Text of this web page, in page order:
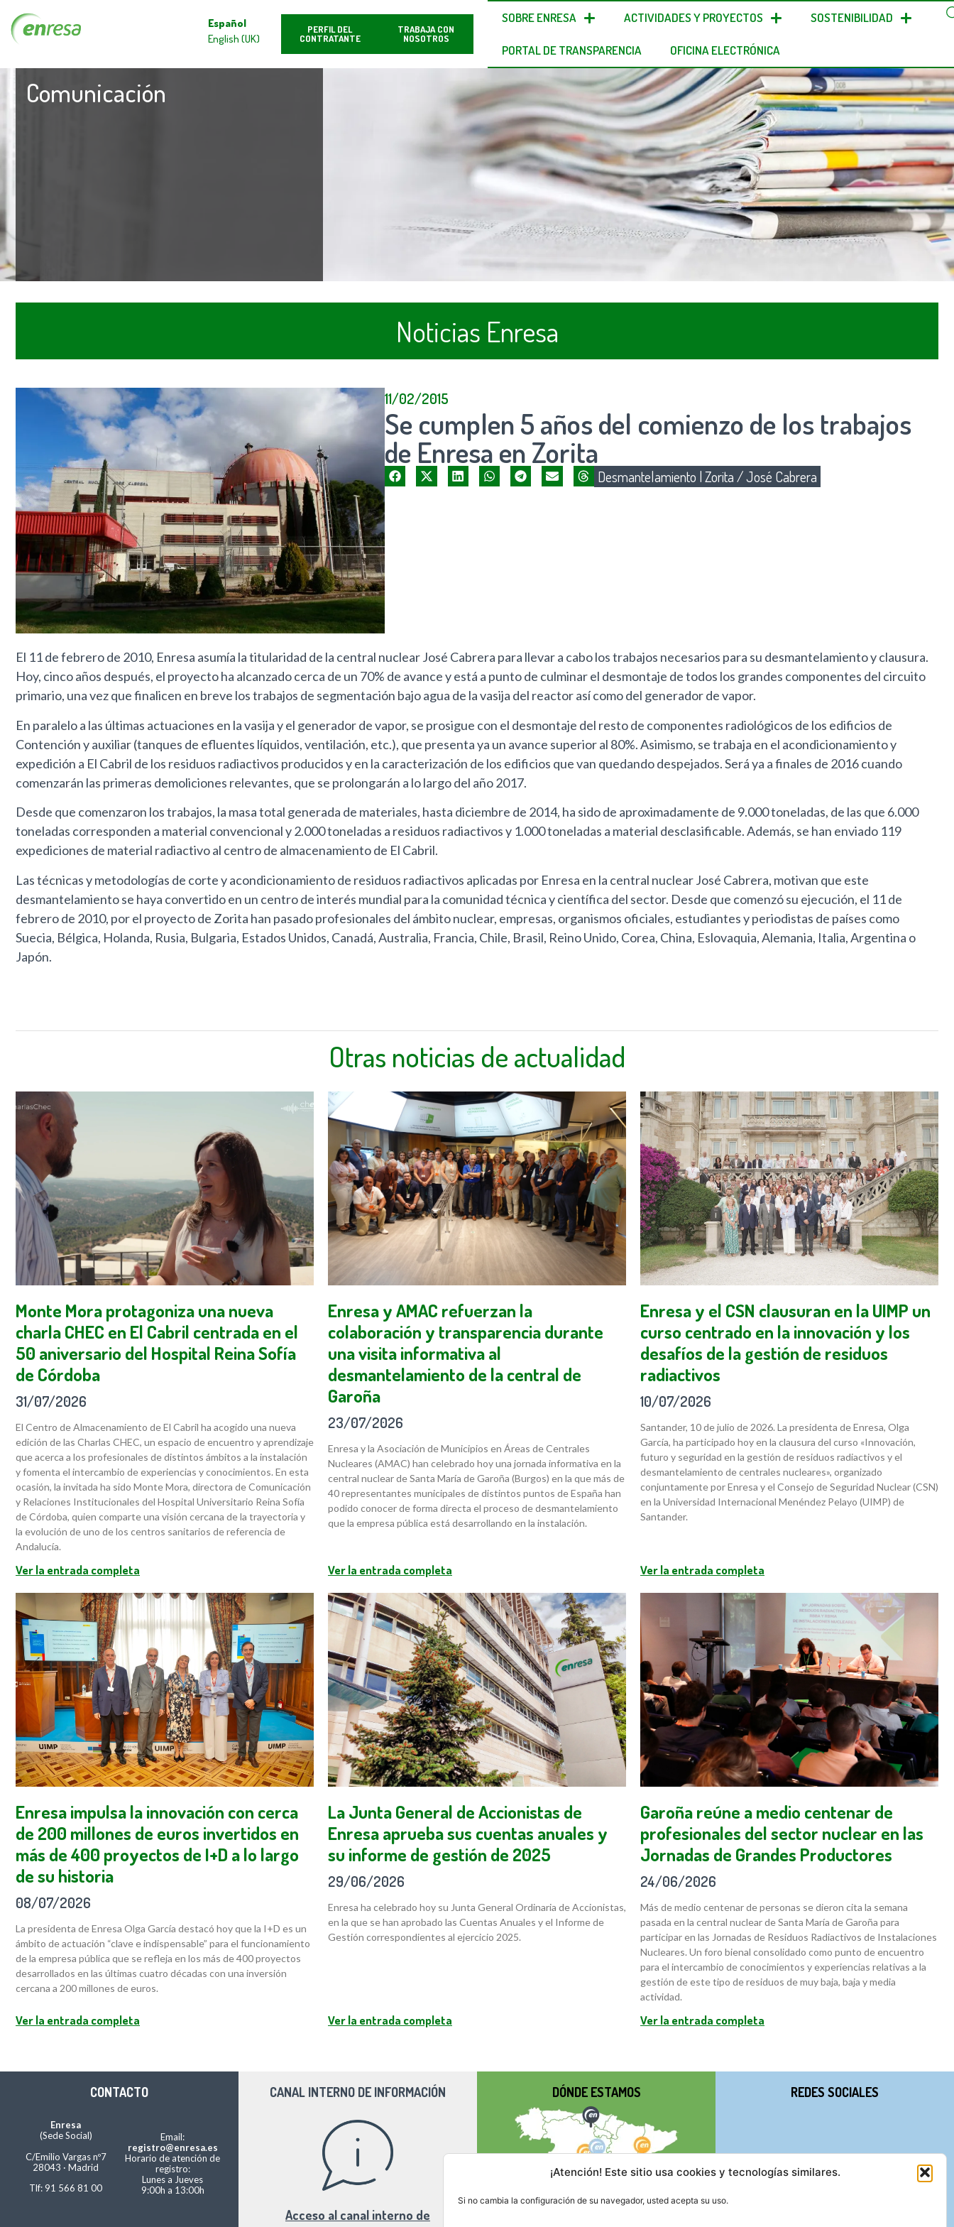
¡Atención! Este sitio usa cookies y tecnologías similares.
Si no cambia la configuración de su navegador, usted acepta su uso.
Español
English (UK)
PERFIL DEL
CONTRATANTE
TRABAJA CON
NOSOTROS
SOBRE ENRESA ACTIVIDADES Y PROYECTOS SOSTENIBILIDAD
PORTAL DE TRANSPARENCIA OFICINA ELECTRÓNICA
Comunicación
Noticias Enresa
11/02/2015
Se cumplen 5 años del comienzo de los trabajos
de Enresa en Zorita
Desmantelamiento |Zorita / José Cabrera
El 11 de febrero de 2010, Enresa asumía la titularidad de la central nuclear José Cabrera para llevar a cabo los trabajos necesarios para su desmantelamiento y clausura.
Hoy, cinco años después, el proyecto ha alcanzado cerca de un 70% de avance y está a punto de culminar el desmontaje de todos los grandes componentes del circuito
primario, una vez que finalicen en breve los trabajos de segmentación bajo agua de la vasija del reactor así como del generador de vapor.
En paralelo a las últimas actuaciones en la vasija y el generador de vapor, se prosigue con el desmontaje del resto de componentes radiológicos de los edificios de
Contención y auxiliar (tanques de efluentes líquidos, ventilación, etc.), que presenta ya un avance superior al 80%. Asimismo, se trabaja en el acondicionamiento y
expedición a El Cabril de los residuos radiactivos producidos y en la caracterización de los edificios que van quedando despejados. Será ya a finales de 2016 cuando
comenzarán las primeras demoliciones relevantes, que se prolongarán a lo largo del año 2017.
Desde que comenzaron los trabajos, la masa total generada de materiales, hasta diciembre de 2014, ha sido de aproximadamente de 9.000 toneladas, de las que 6.000
toneladas corresponden a material convencional y 2.000 toneladas a residuos radiactivos y 1.000 toneladas a material desclasificable. Además, se han enviado 119
expediciones de material radiactivo al centro de almacenamiento de El Cabril.
Las técnicas y metodologías de corte y acondicionamiento de residuos radiactivos aplicadas por Enresa en la central nuclear José Cabrera, motivan que este
desmantelamiento se haya convertido en un centro de interés mundial para la comunidad técnica y científica del sector. Desde que comenzó su ejecución, el 11 de
febrero de 2010, por el proyecto de Zorita han pasado profesionales del ámbito nuclear, empresas, organismos oficiales, estudiantes y periodistas de países como
Suecia, Bélgica, Holanda, Rusia, Bulgaria, Estados Unidos, Canadá, Australia, Francia, Chile, Brasil, Reino Unido, Corea, China, Eslovaquia, Alemania, Italia, Argentina o
Japón.
Otras noticias de actualidad
Monte Mora protagoniza una nueva
charla CHEC en El Cabril centrada en el
50 aniversario del Hospital Reina Sofía
de Córdoba
31/07/2026
El Centro de Almacenamiento de El Cabril ha acogido una nueva
edición de las Charlas CHEC, un espacio de encuentro y aprendizaje
que acerca a los profesionales de distintos ámbitos a la instalación
y fomenta el intercambio de experiencias y conocimientos. En esta
ocasión, la invitada ha sido Monte Mora, directora de Comunicación
y Relaciones Institucionales del Hospital Universitario Reina Sofía
de Córdoba, quien comparte una visión cercana de la trayectoria y
la evolución de uno de los centros sanitarios de referencia de
Andalucía.
Ver la entrada completa
Enresa y AMAC refuerzan la
colaboración y transparencia durante
una visita informativa al
desmantelamiento de la central de
Garoña
23/07/2026
Enresa y la Asociación de Municipios en Áreas de Centrales
Nucleares (AMAC) han celebrado hoy una jornada informativa en la
central nuclear de Santa María de Garoña (Burgos) en la que más de
40 representantes municipales de distintos puntos de España han
podido conocer de forma directa el proceso de desmantelamiento
que la empresa pública está desarrollando en la instalación.
Ver la entrada completa
Enresa y el CSN clausuran en la UIMP un
curso centrado en la innovación y los
desafíos de la gestión de residuos
radiactivos
10/07/2026
Santander, 10 de julio de 2026. La presidenta de Enresa, Olga
García, ha participado hoy en la clausura del curso «Innovación,
futuro y seguridad en la gestión de residuos radiactivos y el
desmantelamiento de centrales nucleares», organizado
conjuntamente por Enresa y el Consejo de Seguridad Nuclear (CSN)
en la Universidad Internacional Menéndez Pelayo (UIMP) de
Santander.
Ver la entrada completa
Enresa impulsa la innovación con cerca
de 200 millones de euros invertidos en
más de 400 proyectos de I+D a lo largo
de su historia
08/07/2026
La presidenta de Enresa Olga García destacó hoy que la I+D es un
ámbito de actuación “clave e indispensable” para el funcionamiento
de la empresa pública que se refleja en los más de 400 proyectos
desarrollados en las últimas cuatro décadas con una inversión
cercana a 200 millones de euros.
Ver la entrada completa
La Junta General de Accionistas de
Enresa aprueba sus cuentas anuales y
su informe de gestión de 2025
29/06/2026
Enresa ha celebrado hoy su Junta General Ordinaria de Accionistas,
en la que se han aprobado las Cuentas Anuales y el Informe de
Gestión correspondientes al ejercicio 2025.
Ver la entrada completa
Garoña reúne a medio centenar de
profesionales del sector nuclear en las
Jornadas de Grandes Productores
24/06/2026
Más de medio centenar de personas se dieron cita la semana
pasada en la central nuclear de Santa María de Garoña para
participar en las Jornadas de Residuos Radiactivos de Instalaciones
Nucleares. Un foro bienal consolidado como punto de encuentro
para el intercambio de conocimientos y experiencias relativas a la
gestión de este tipo de residuos de muy baja, baja y media
actividad.
Ver la entrada completa
CONTACTO
Enresa
(Sede Social)
C/Emilio Vargas nº7
28043 · Madrid
Tlf: 91 566 81 00
Email:
registro@enresa.es
Horario de atención de
registro:
Lunes a Jueves
9:00h a 13:00h
CANAL INTERNO DE INFORMACIÓN
Acceso al canal interno de
DÓNDE ESTAMOS REDES SOCIALES